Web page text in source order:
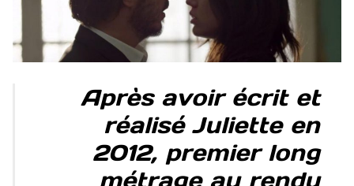
Après avoir écrit et
réalisé Juliette en
2012, premier long
métrage au rendu